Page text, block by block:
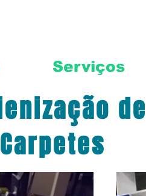
Serviços
de
Carpetes